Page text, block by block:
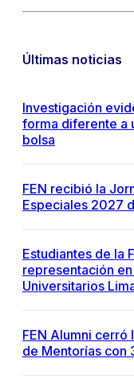
Últimas noticias
Investigación
forma diferente a
bolsa
FEN recibió la
Especiales 2027
Estudiantes de la
representación
Universitarios
FEN Alumni cerró
de Mentorías con